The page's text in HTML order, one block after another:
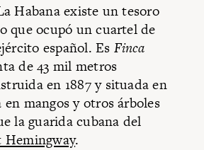
Habana existe un tesoro
que ocupó un cuartel de
español. Es Finca
de 43 mil metros
en 1887 y situada en
mangos y otros árboles
la guarida cubana del
Hemingway.